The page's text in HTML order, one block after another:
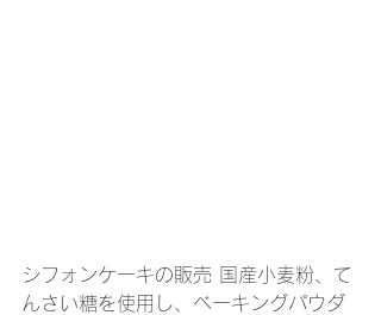
シフォンケーキの販売 国産小麦粉、て
んさい糖を使用し、ベーキングパウダ